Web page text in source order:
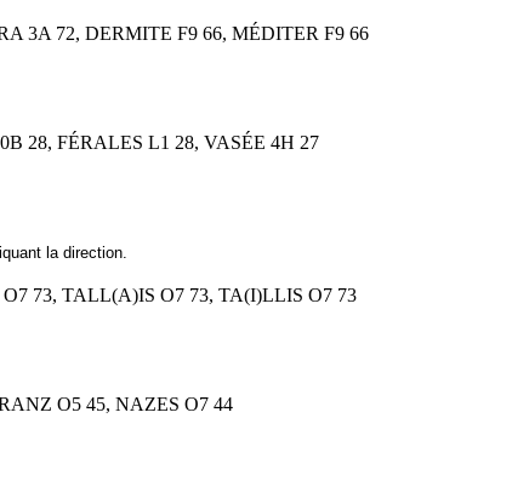
3A 72, DERMITE F9 66, MÉDITER F9 66
28, FÉRALES L1 28, VASÉE 4H 27
la direction.
73, TALL(A)IS O7 73, TA(I)LLIS O7 73
O5 45, NAZES O7 44